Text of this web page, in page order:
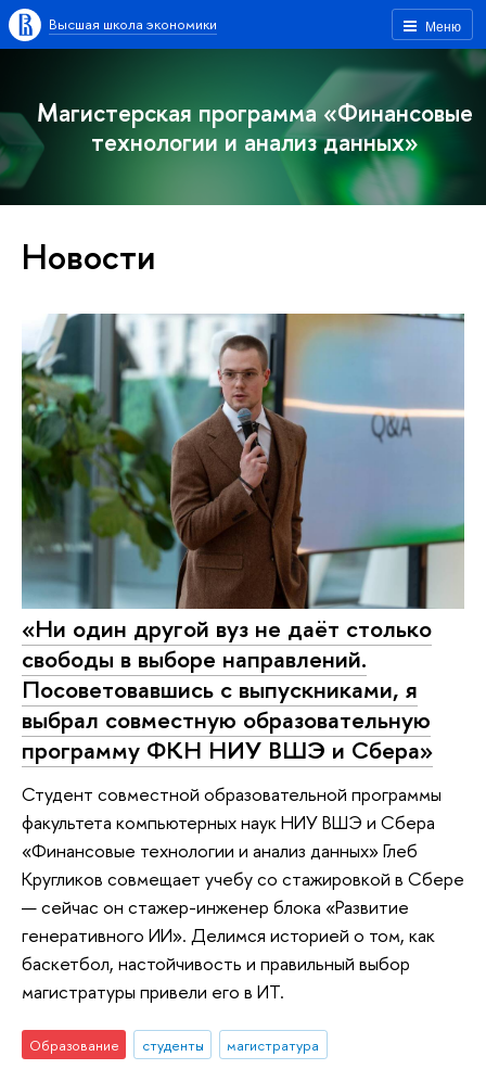
Меню
Высшая школа экономики
Магистерская программа «Финансовые
технологии и анализ данных»
Новости
«Ни один другой вуз не даёт столько
свободы в выборе направлений.
Посоветовавшись с выпускниками, я
выбрал совместную образовательную
программу ФКН НИУ ВШЭ и Сбера»
Студент совместной образовательной программы
факультета компьютерных наук НИУ ВШЭ и Сбера
«Финансовые технологии и анализ данных» Глеб
Кругликов совмещает учебу со стажировкой в Сбере
— сейчас он стажер-инженер блока «Развитие
генеративного ИИ». Делимся историей о том, как
баскетбол, настойчивость и правильный выбор
магистратуры привели его в ИТ.
Образование студенты магистратура